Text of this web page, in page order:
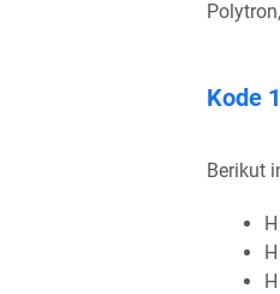
Kode
Berikut